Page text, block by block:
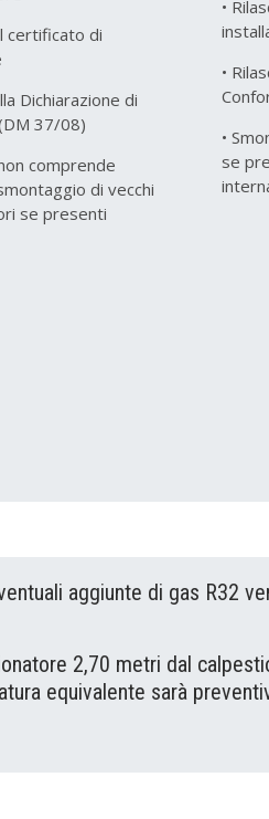
certificato di
Dichiarazione di
37/08)
comprende
di vecchi
se presenti
•
•
•
se
aggiunte di gas R32
2,70 metri dal
equivalente sarà